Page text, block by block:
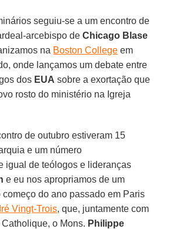
seguiu-se a um encontro de
arcebispo deChicago Blase
na Boston College em
onde lançamos um debate entre
dos EUA sobre a exortação que
rosto do ministério na Igreja
de outubro estiveram 15
e um número
igual de teólogos e lideranças
e eu nos apropriamos de um
do ano passado em Paris
Vingt-Trois, que, juntamente com
o Mons. Philippe